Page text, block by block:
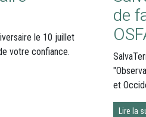
le 10 juillet
votre confiance.
de
et
Lire la